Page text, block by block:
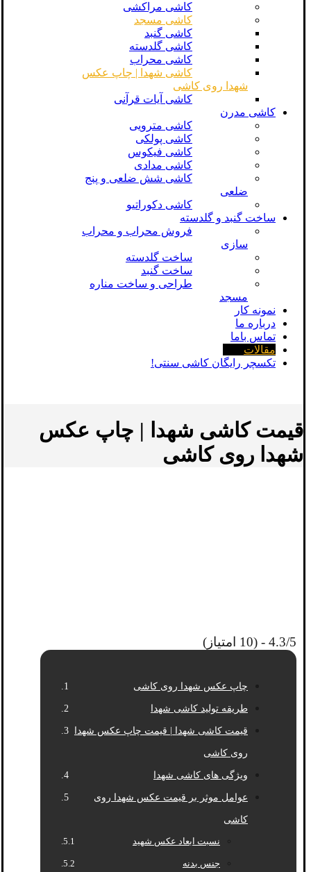
کاشی مراکشی
کاشی مسجد
کاشی گنبد
کاشی گلدسته
کاشی محراب
کاشی شهدا | چاپ عکس
شهدا روی کاشی
کاشی آیات قرآنی
کاشی مدرن
کاشی مترویی
کاشی پولکی
کاشی فیکوس
کاشی مدادی
کاشی شش ضلعی و پنج
ضلعی
کاشی دکوراتیو
ساخت گنبد و گلدسته
فروش محراب و محراب
سازی
ساخت گلدسته
ساخت گنبد
طراحی و ساخت مناره
مسجد
نمونه کار
درباره ما
تماس باما
مقالات
تکسچر رایگان کاشی سنتی!
قیمت کاشی شهدا | چاپ عکس
شهدا روی کاشی
4.3/5 - (10 امتیاز)
چاپ عکس شهدا روی کاشی
طریقه تولید کاشی شهدا
قیمت کاشی شهدا | قیمت چاپ عکس شهدا
روی کاشی
ویژگی های کاشی شهدا
عوامل موثر بر قیمت عکس شهدا روی
کاشی
نسبت ابعاد عکس شهید
جنس بدنه